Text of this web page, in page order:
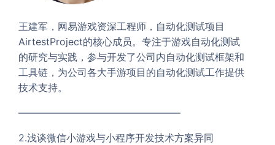
王建军，网易游戏资深工程师，自动化测试项目
AirtestProject的核心成员。专注于游戏自动化测试
的研究与实践，参与开发了公司内自动化测试框架和
工具链，为公司各大手游项目的自动化测试工作提供
技术支持。
————————————————–
2.浅谈微信小游戏与小程序开发技术方案异同